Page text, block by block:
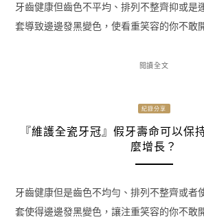
牙齒健康但齒色不平均、排列不整齊抑或是
套導致邊邊發黑變色，使看重笑容的你不敢
閱讀全文
紀錄分享
『維護全瓷牙冠』假牙壽命可以保
麼增長？
牙齒健康但是齒色不均勻、排列不整齊或者
套使得邊邊發黑變色，讓注重笑容的你不敢